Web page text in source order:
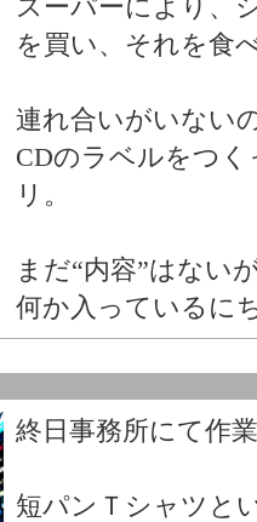
スーパーにより、
を買い、それを食
連れ合いがいない
CDのラベルをつ
リ。
まだ“内容”はない
何か入っているに
終日事務所にて作
短パンＴシャツと